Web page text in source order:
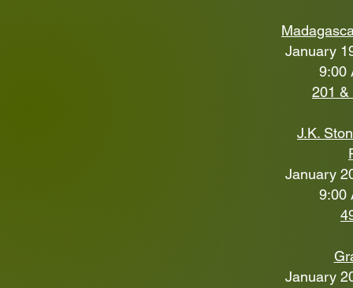
January
9:00
201 &
J.K.
January
9:00
January